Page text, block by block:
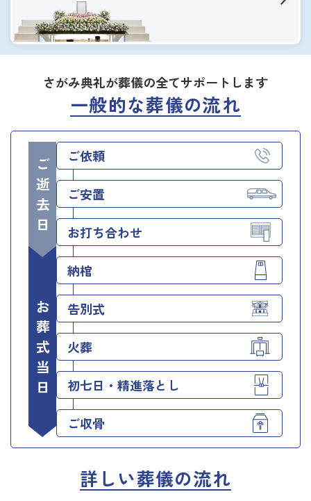
さがみ典礼が葬儀の全てサポートします
一般的な葬儀の流れ
ご逝去日 ご依頼
ご安置
お打ち合わせ
お葬式当日
納棺
告別式
火葬
初七日・精進落とし
ご収骨
詳しい葬儀の流れ